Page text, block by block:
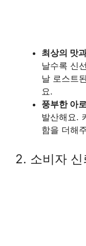
최상의 맛
날수록 신
날 로스트
요.
풍부한 아
발산해요.
함을 더해
2. 소비자 신